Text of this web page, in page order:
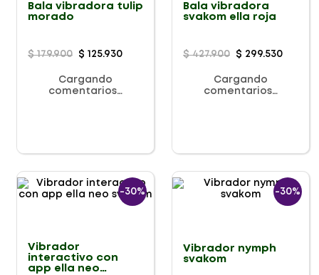
Bala vibradora tulip
morado
$ 179.900 $ 125.930
Cargando
comentarios…
Bala vibradora
svakom ella roja
$ 427.900 $ 299.530
Cargando
comentarios…
-30%
Vibrador
interactivo con
app ella neo
-30%
Vibrador nymph
svakom